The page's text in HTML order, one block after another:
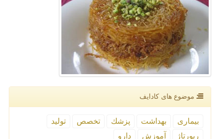
موضوع های كادایف
بیماری بهداشت پزشك تخصص
تولید
رپورتاژ
آموزش دارو